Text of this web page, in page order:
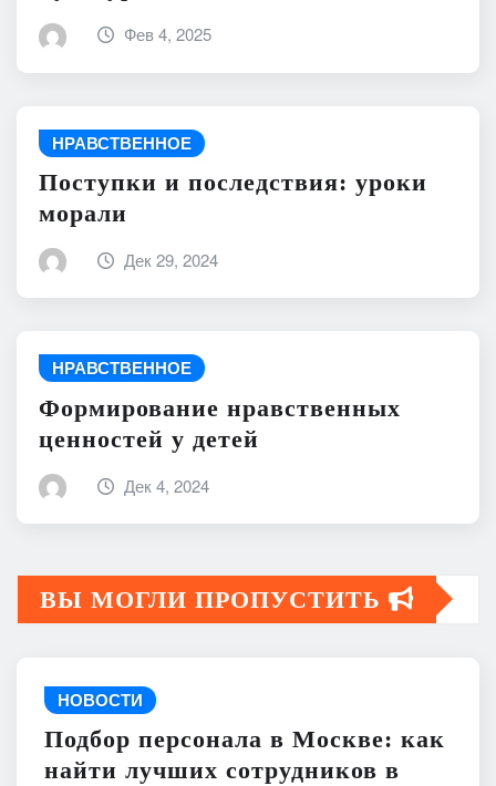
Фев 4, 2025
НРАВСТВЕННОЕ
Поступки и последствия: уроки
морали
Дек 29, 2024
НРАВСТВЕННОЕ
Формирование нравственных
ценностей у детей
Дек 4, 2024
ВЫ МОГЛИ ПРОПУСТИТЬ
НОВОСТИ
Подбор персонала в Москве: как
найти лучших сотрудников в